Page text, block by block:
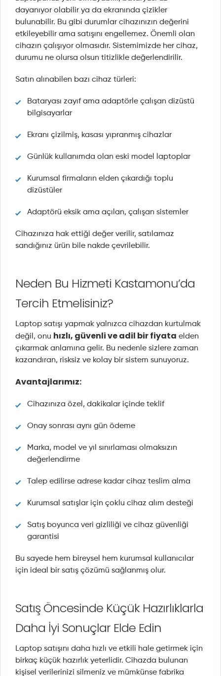
dayanıyor olabilir ya da ekranında çizikler
bulunabilir. Bu gibi durumlar cihazınızın değerini
etkileyebilir ama satışını engellemez. Önemli olan
cihazın çalışıyor olmasıdır. Sistemimizde her cihaz,
durumu ne olursa olsun titizlikle değerlendirilir.
Satın alınabilen bazı cihaz türleri:
Bataryası zayıf ama adaptörle çalışan dizüstü
bilgisayarlar
Ekranı çizilmiş, kasası yıpranmış cihazlar
Günlük kullanımda olan eski model laptoplar
Kurumsal firmaların elden çıkardığı toplu
dizüstüler
Adaptörü eksik ama açılan, çalışan sistemler
Cihazınıza hak ettiği değer verilir, satılamaz
sandığınız ürün bile nakde çevrilebilir.
Neden Bu Hizmeti Kastamonu’da
Tercih Etmelisiniz?
Laptop satışı yapmak yalnızca cihazdan kurtulmak
değil, onu hızlı, güvenli ve adil bir fiyata elden
çıkarmak anlamına gelir. Bu nedenle sizlere zaman
kazandıran, risksiz ve kolay bir sistem sunuyoruz.
Avantajlarımız:
Cihazınıza özel, dakikalar içinde teklif
Onay sonrası aynı gün ödeme
Marka, model ve yıl sınırlaması olmaksızın
değerlendirme
Talep edilirse adrese kadar cihaz teslim alma
Kurumsal satışlar için çoklu cihaz alım desteği
Satış boyunca veri gizliliği ve cihaz güvenliği
garantisi
Bu sayede hem bireysel hem kurumsal kullanıcılar
için ideal bir satış çözümü sağlanmış olur.
Satış Öncesinde Küçük Hazırlıklarla
Daha İyi Sonuçlar Elde Edin
Laptop satışını daha hızlı ve etkili hale getirmek için
birkaç küçük hazırlık yeterlidir. Cihazda bulunan
kişisel verilerinizi silmeniz ve mümkünse fabrika